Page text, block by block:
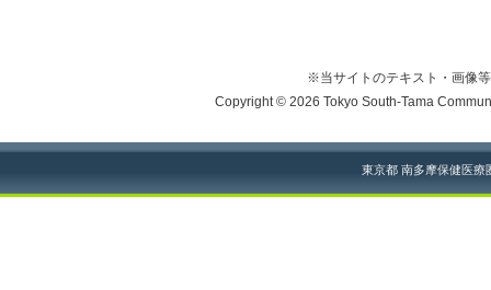
※当サイトのテキスト・画像
Copyright © 2026 Tokyo South-Tama
東京都 南多摩保健医療